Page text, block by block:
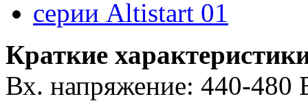
Краткие
Вх. напряжение: 440-480